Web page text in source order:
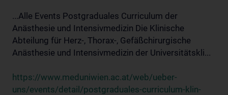
...Alle Events Postgraduales Curriculum der
Anästhesie und Intensivmedizin Die Klinische
Abteilung für Herz-, Thorax-, Gefäßchirurgische
Anästhesie und Intensivmedizin der Universitätskli...
https://www.meduniwien.ac.at/web/ueber-
uns/events/detail/postgraduales-curriculum-klin-